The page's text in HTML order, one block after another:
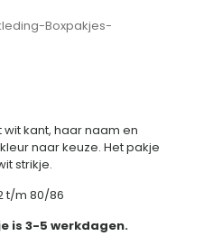
-Boxpakjes-
kant, haar naam en
naar keuze. Het pakje
strikje.
t/m 80/86
is 3-5 werkdagen.